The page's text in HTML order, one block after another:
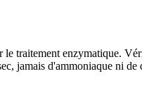
traitement enzymatique.
jamais d'ammoniaque ni